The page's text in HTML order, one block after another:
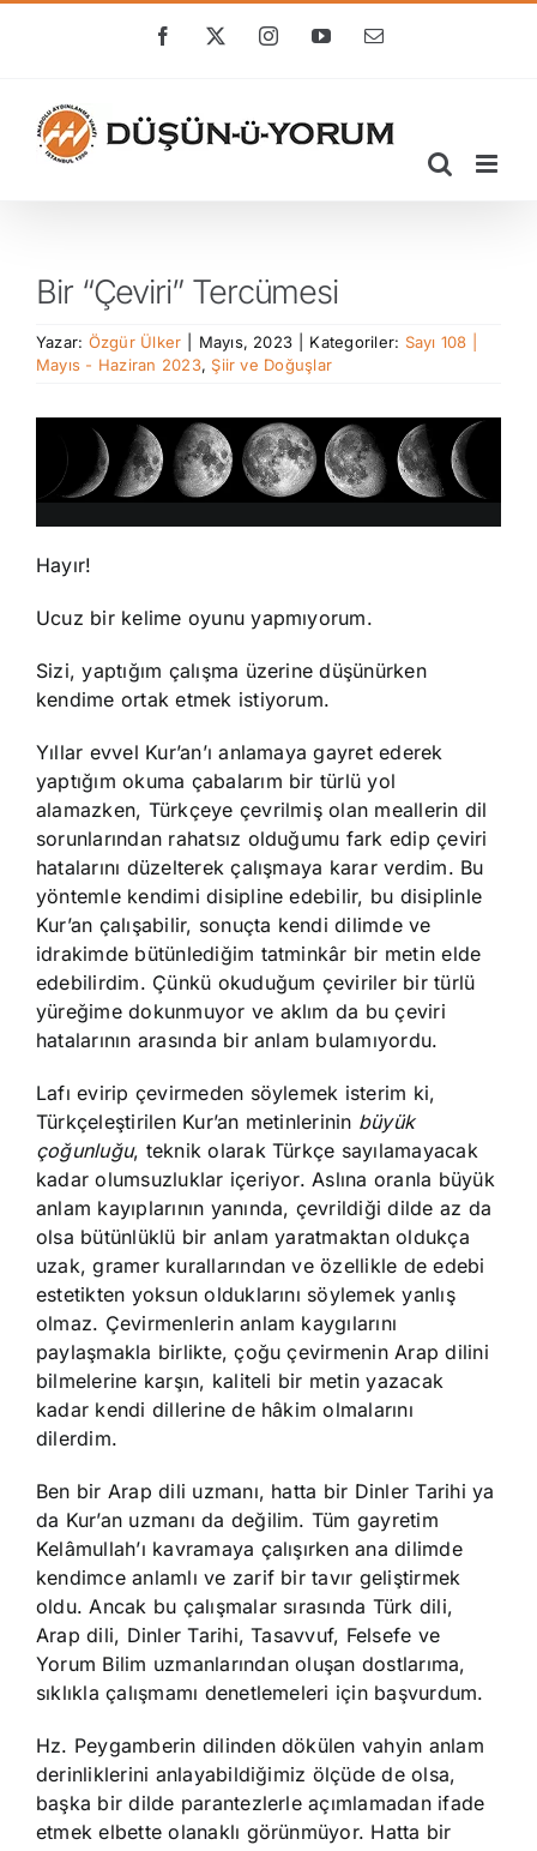
Facebook
X InstagramYouTube
E-
Bir “Çeviri” Tercümesi
Yazar: Özgür Ülker Mayıs, 2023 Kategoriler: Sayı 108 |
Mayıs - Haziran 2023, Şiir ve Doğuşlar
Hayır!
Ucuz bir kelime oyunu yapmıyorum.
Sizi, yaptığım çalışma üzerine düşünürken
kendime ortak etmek istiyorum.
Yıllar evvel Kur’an’ı anlamaya gayret ederek
yaptığım okuma çabalarım bir türlü yol
alamazken, Türkçeye çevrilmiş olan meallerin dil
sorunlarından rahatsız olduğumu fark edip çeviri
hatalarını düzelterek çalışmaya karar verdim. Bu
yöntemle kendimi disipline edebilir, bu disiplinle
Kur’an çalışabilir, sonuçta kendi dilimde ve
idrakimde bütünlediğim tatminkâr bir metin elde
edebilirdim. Çünkü okuduğum çeviriler bir türlü
yüreğime dokunmuyor ve aklım da bu çeviri
hatalarının arasında bir anlam bulamıyordu.
Lafı evirip çevirmeden söylemek isterim ki,
Türkçeleştirilen Kur’an metinlerinin büyük
çoğunluğu, teknik olarak Türkçe sayılamayacak
kadar olumsuzluklar içeriyor. Aslına oranla büyük
anlam kayıplarının yanında, çevrildiği dilde az da
olsa bütünlüklü bir anlam yaratmaktan oldukça
uzak, gramer kurallarından ve özellikle de edebi
estetikten yoksun olduklarını söylemek yanlış
olmaz. Çevirmenlerin anlam kaygılarını
paylaşmakla birlikte, çoğu çevirmenin Arap dilini
bilmelerine karşın, kaliteli bir metin yazacak
kadar kendi dillerine de hâkim olmalarını
dilerdim.
Ben bir Arap dili uzmanı, hatta bir Dinler Tarihi ya
da Kur’an uzmanı da değilim. Tüm gayretim
Kelâmullah’ı kavramaya çalışırken ana dilimde
kendimce anlamlı ve zarif bir tavır geliştirmek
oldu. Ancak bu çalışmalar sırasında Türk dili,
Arap dili, Dinler Tarihi, Tasavvuf, Felsefe ve
Yorum Bilim uzmanlarından oluşan dostlarıma,
sıklıkla çalışmamı denetlemeleri için başvurdum.
Hz. Peygamberin dilinden dökülen vahyin anlam
derinliklerini anlayabildiğimiz ölçüde de olsa,
başka bir dilde parantezlerle açımlamadan ifade
etmek elbette olanaklı görünmüyor. Hatta bir